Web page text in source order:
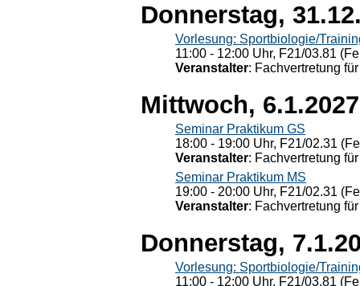
Donnerstag,
Vorlesung: Sportbiologie/
11:00 - 12:00 Uhr, F21/03.81
Veranstalter: Fachvertretung
Mittwoch, 6.1.2027
Seminar Praktikum GS
18:00 - 19:00 Uhr, F21/02.31
Veranstalter: Fachvertretung
Seminar Praktikum MS
19:00 - 20:00 Uhr, F21/02.31
Veranstalter: Fachvertretung
Donnerstag,
Vorlesung: Sportbiologie/
11:00 - 12:00 Uhr, F21/03.81